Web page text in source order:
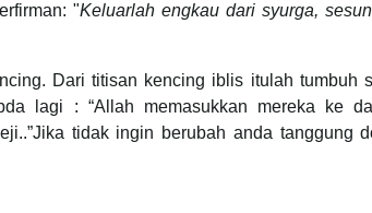
"Keluarlah engkau dari syurga,
Dari titisan kencing iblis itulah tumbuh
lagi : “Allah memasukkan mereka ke
tidak ingin berubah anda tanggung